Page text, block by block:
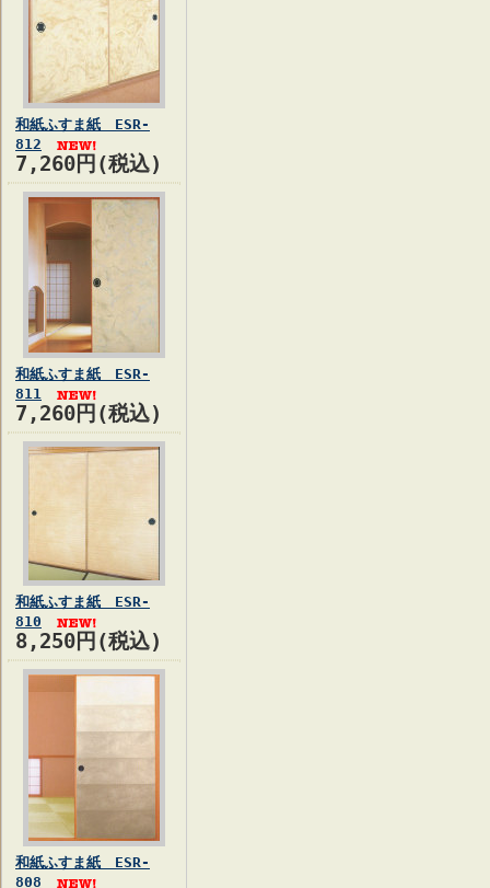
和紙ふすま紙 ESR-
812
7,260円(税込)
和紙ふすま紙 ESR-
811
7,260円(税込)
和紙ふすま紙 ESR-
810
8,250円(税込)
和紙ふすま紙 ESR-
808